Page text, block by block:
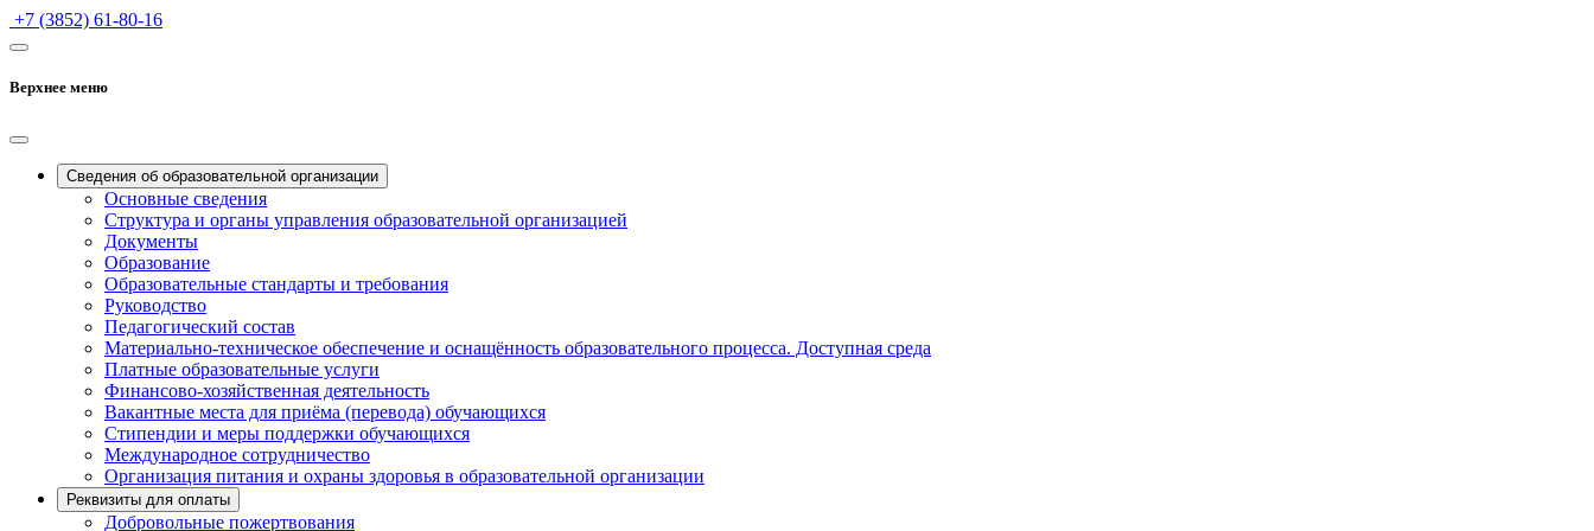
+7 (3852) 61-80-16
Верхнее меню
Сведения об образовательной организации
Основные сведения
Структура и органы управления образовательной организацией
Документы
Образование
Образовательные стандарты и требования
Руководство
Педагогический состав
Материально-техническое обеспечение и оснащённость образовательного процесса. Доступная среда
Платные образовательные услуги
Финансово-хозяйственная деятельность
Вакантные места для приёма (перевода) обучающихся
Стипендии и меры поддержки обучающихся
Международное сотрудничество
Организация питания и охраны здоровья в образовательной организации
Реквизиты для оплаты
Добровольные пожертвования